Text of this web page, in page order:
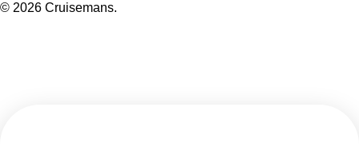
© 2026 Cruisemans.